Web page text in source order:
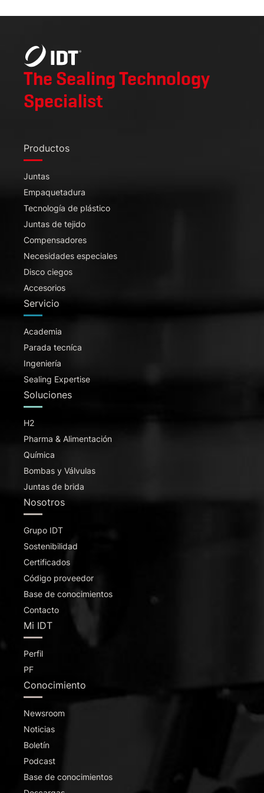
The Sealing Technology
Specialist
Productos
Juntas
Empaquetadura
Tecnología de plástico
Juntas de tejido
Compensadores
Necesidades especiales
Disco ciegos
Accesorios
Servicio
Academia
Parada tecníca
Ingeniería
Sealing Expertise
Soluciones
H2
Pharma & Alimentación
Química
Bombas y Válvulas
Juntas de brida
Nosotros
Grupo IDT
Sostenibilidad
Certificados
Código proveedor
Base de conocimientos
Contacto
Mi IDT
Perfil
PF
Conocimiento
Newsroom
Noticias
Boletín
Podcast
Base de conocimientos